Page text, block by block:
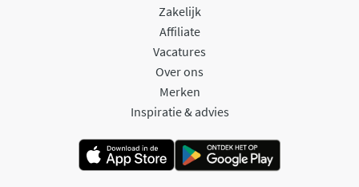
Zakelijk
Affiliate
Vacatures
Over ons
Merken
Inspiratie & advies